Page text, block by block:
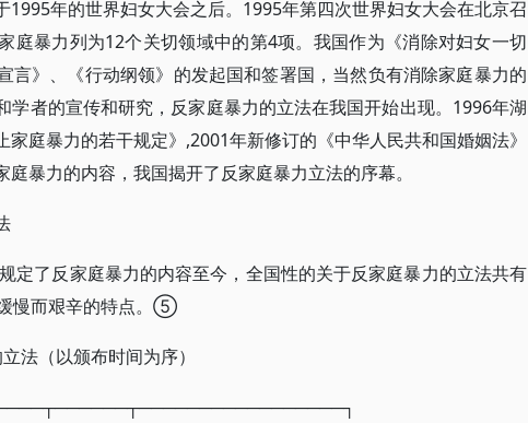
1995年的世界妇女大会之后。1995年第四次世界妇女大会在北京召
庭暴力列为12个关切领域中的第4项。我国作为《消除对妇女一切
言》、《行动纲领》的发起国和签署国，当然负有消除家庭暴力的
学者的宣传和研究，反家庭暴力的立法在我国开始出现。1996年湖
庭暴力的若干规定》,2001年新修订的《中华人民共和国婚姻法》
庭暴力的内容，我国揭开了反家庭暴力立法的序幕。
定了反家庭暴力的内容至今，全国性的关于反家庭暴力的立法共有
慢而艰辛的特点。⑤
法（以颁布时间为序）